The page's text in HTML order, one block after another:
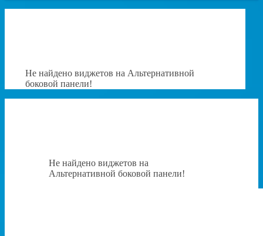
Не найдено виджетов на Альтернативной
боковой панели!
Не найдено виджетов на
Альтернативной боковой панели!